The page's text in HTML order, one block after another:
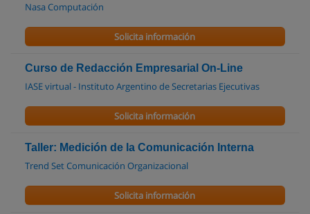
Nasa Computación
Solicita información
Curso de Redacción Empresarial On-Line
IASE virtual - Instituto Argentino de Secretarias Ejecutivas
Solicita información
Taller: Medición de la Comunicación Interna
Trend Set Comunicación Organizacional
Solicita información